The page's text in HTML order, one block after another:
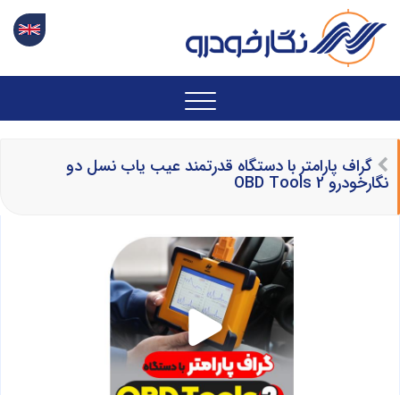
گراف پارامتر با دستگاه قدرتمند عیب یاب نسل دو
نگارخودرو OBD Tools 2